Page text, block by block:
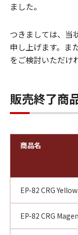
ました。
つきましては、当
申し上げます。ま
をご検討いただけ
販売終了商
商品名
EP-82 CRG Yellow
EP-82 CRG